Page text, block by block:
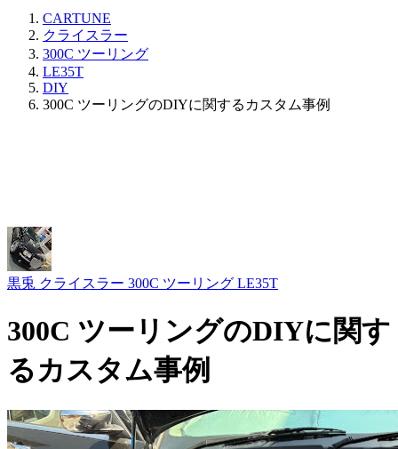
CARTUNE
クライスラー
300C ツーリング
LE35T
DIY
300C ツーリングのDIYに関するカスタム事例
黒兎 クライスラー 300C ツーリング LE35T
300C ツーリングのDIYに関す
るカスタム事例